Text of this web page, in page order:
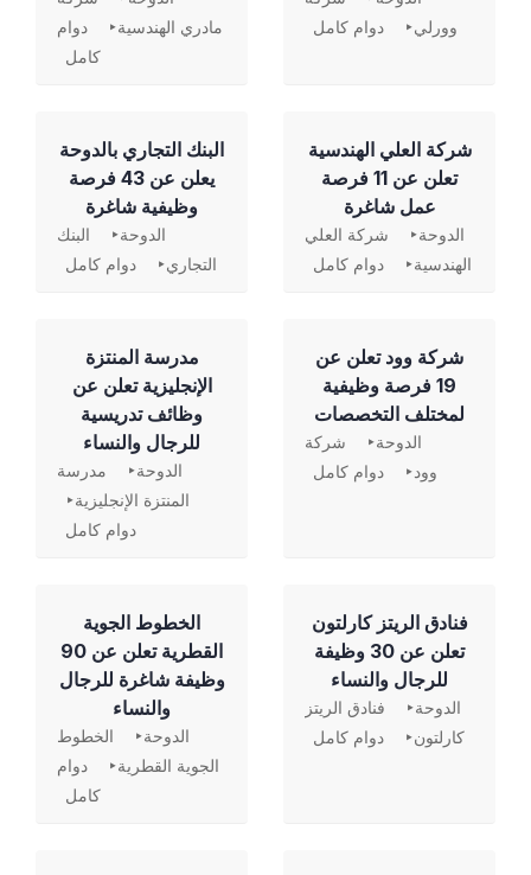
وورلي
دوام كامل
مادري الهندسية
دوام
كامل
شركة العلي الهندسية
تعلن عن 11 فرصة
عمل شاغرة
الدوحة
شركة العلي
الهندسية
دوام كامل
‏البنك التجاري بالدوحة
يعلن عن 43 فرصة
وظيفية شاغرة
الدوحة
البنك
التجاري
دوام كامل
شركة وود تعلن عن
19 فرصة وظيفية
لمختلف التخصصات
الدوحة
شركة
وود
دوام كامل
مدرسة المنتزة
الإنجليزية تعلن عن
وظائف تدريسية
للرجال والنساء
الدوحة
مدرسة
المنتزة الإنجليزية
دوام كامل
فنادق الريتز كارلتون
تعلن عن 30 وظيفة
للرجال والنساء
الدوحة
فنادق الريتز
كارلتون
دوام كامل
الخطوط الجوية
القطرية تعلن عن 90
وظيفة شاغرة للرجال
والنساء
الدوحة
الخطوط
الجوية القطرية
دوام
كامل